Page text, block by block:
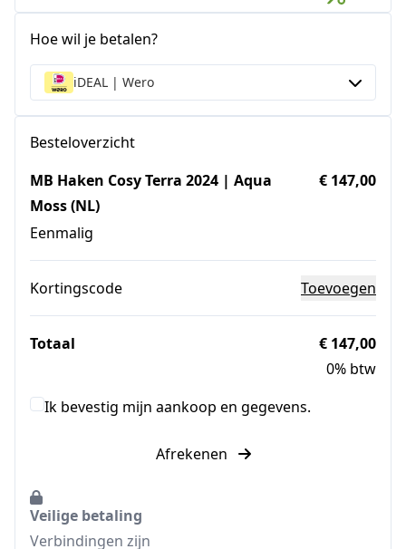
Hoe wil je betalen?
iDEAL | Wero
Besteloverzicht
MB Haken Cosy Terra 2024 | Aqua
Moss (NL)
Eenmalig
€ 147,00
Kortingscode Toevoegen
Totaal
€ 147,00
0% btw
Ik bevestig mijn aankoop en gegevens.
Afrekenen
Veilige betaling
Verbindingen zijn